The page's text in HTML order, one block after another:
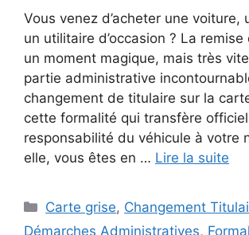
Vous venez d’acheter une voiture,
un utilitaire d’occasion ? La
un moment magique, mais très
partie administrative
changement de titulaire sur la
cette formalité qui transfère
responsabilité du véhicule à votre
elle, vous êtes en … Lire la suite
Catégories
Carte grise, Changement
Démarches Administratives,